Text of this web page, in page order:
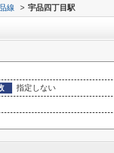
線 > 宇品四丁目駅
指定しない